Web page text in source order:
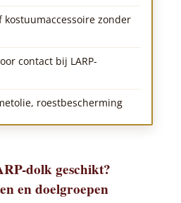
kostuumaccessoire zonder
contact bij LARP-
roestbescherming
dolk geschikt?
en doelgroepen